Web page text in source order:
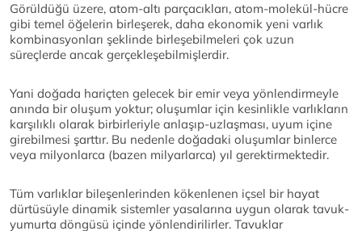
Görüldüğü üzere, atom-altı parçacıkları, atom-molekül-hücre
gibi temel öğelerin birleşerek, daha ekonomik yeni varlık
kombinasyonları şeklinde birleşebilmeleri çok uzun
süreçlerde ancak gerçekleşebilmişlerdir.
Yani doğada hariçten gelecek bir emir veya yönlendirmeyle
anında bir oluşum yoktur; oluşumlar için kesinlikle varlıkların
karşılıklı olarak birbirleriyle anlaşıp-uzlaşması, uyum içine
girebilmesi şarttır. Bu nedenle doğadaki oluşumlar binlerce
veya milyonlarca (bazen milyarlarca) yıl gerektirmektedir.
Tüm varlıklar bileşenlerinden kökenlenen içsel bir hayat
dürtüsüyle dinamik sistemler yasalarına uygun olarak tavuk-
yumurta döngüsü içinde yönlendirilirler. Tavuklar